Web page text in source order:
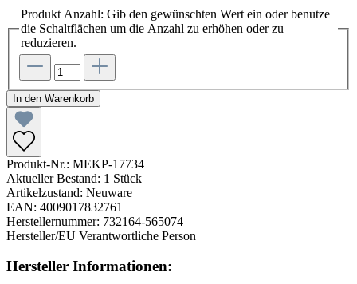
Produkt Anzahl: Gib den gewünschten Wert ein oder benutze
die Schaltflächen um die Anzahl zu erhöhen oder zu
reduzieren.
In den Warenkorb
Produkt-Nr.: MEKP-17734
Aktueller Bestand: 1 Stück
Artikelzustand: Neuware
EAN: 4009017832761
Herstellernummer: 732164-565074
Hersteller/EU Verantwortliche Person
Hersteller Informationen: